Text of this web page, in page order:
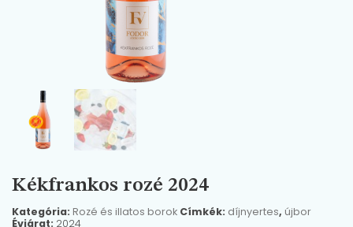
Kékfrankos rozé 2024
Kategória: Rozé és illatos borok Címkék: díjnyertes, újbor
Évjárat: 2024